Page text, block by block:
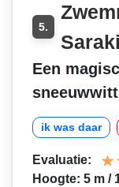
5.
Een
ik was daar
Evaluatie:
Hoogte: 5 m /